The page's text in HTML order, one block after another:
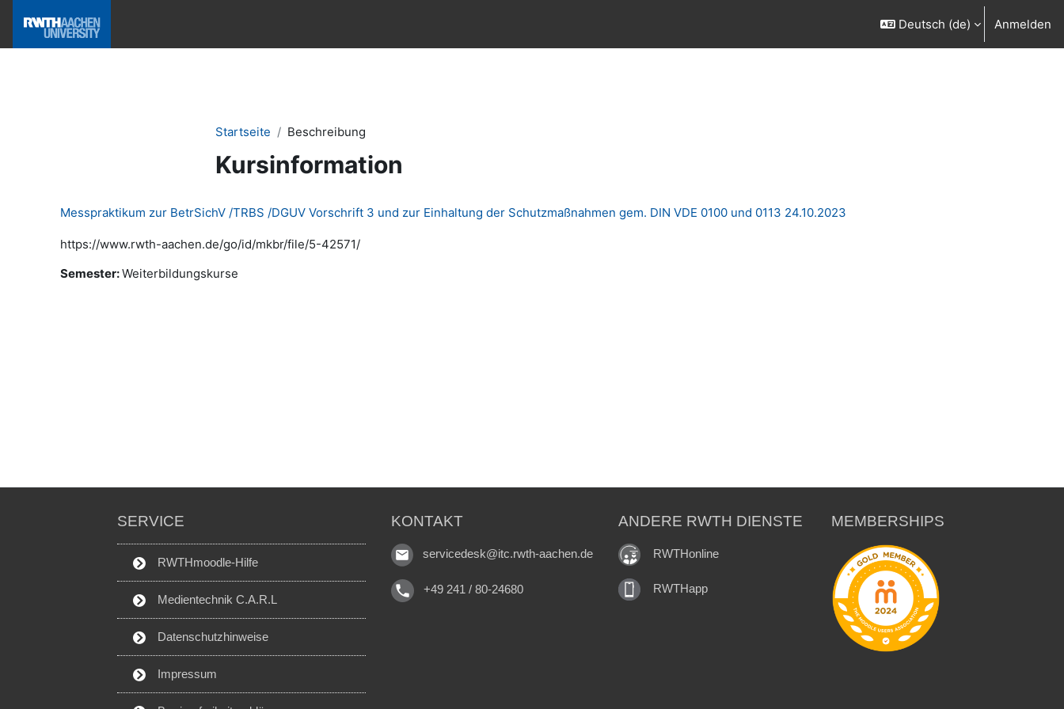
Deutsch ‎(de)‎ Anmelden
Startseite Beschreibung
Kursinformation
Messpraktikum zur BetrSichV /TRBS /DGUV Vorschrift 3 und zur Einhaltung der Schutzmaßnahmen gem. DIN VDE 0100 und 0113 24.10.2023
https://www.rwth-aachen.de/go/id/mkbr/file/5-42571/
Semester:Weiterbildungskurse
SERVICE
RWTHmoodle-Hilfe
Medientechnik C.A.R.L
Datenschutzhinweise
Impressum
KONTAKT
servicedesk@itc.rwth-aachen.de
+49 241 / 80-24680
ANDERE RWTH DIENSTE
RWTHonline
RWTHapp
MEMBERSHIPS